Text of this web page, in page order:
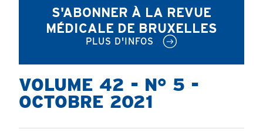
VOLUME 42 - N° 5 -
OCTOBRE 2021
S'ABONNER À LA REVUE
MÉDICALE DE BRUXELLES
PLUS D'INFOS